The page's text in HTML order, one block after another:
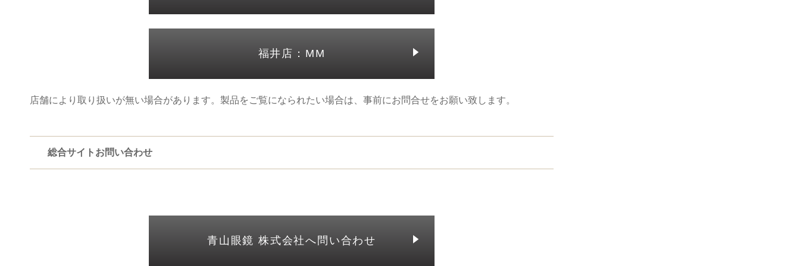
福井店：MM
店舗により取り扱いが無い場合があります。製品をご覧になられたい場合は、事前にお問合せをお願い致します。
総合サイトお問い合わせ
青山眼鏡 株式会社へ問い合わせ